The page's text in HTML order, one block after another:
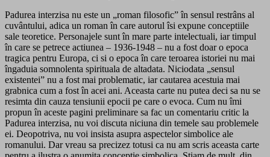
Padurea interzisa nu este un „roman filosofic” în sensul restrâns al
cuvântului, adica un roman în care autorul îsi expune conceptiile
sale teoretice. Personajele sunt în mare parte intelectuali, iar timpul
în care se petrece actiunea – 1936-1948 – nu a fost doar o epoca
tragica pentru Europa, ci si o epoca în care teroarea istoriei nu mai
îngaduia somnolenta spirituala de altadata. Niciodata „sensul
existentei” nu a fost mai problematic, iar cautarea acestuia mai
grabnica cum a fost în acei ani. Aceasta carte nu putea deci sa nu se
resimta din cauza tensiunii epocii pe care o evoca. Cum nu îmi
propun în aceste pagini preliminare sa fac un comentariu critic la
Padurea interzisa, nu voi discuta niciuna din temele sau problemele
ei. Deopotriva, nu voi insista asupra aspectelor simbolice ale
romanului. Dar vreau sa precizez totusi ca nu am scris aceasta carte